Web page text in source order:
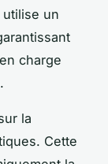
un
charge
la
Cette